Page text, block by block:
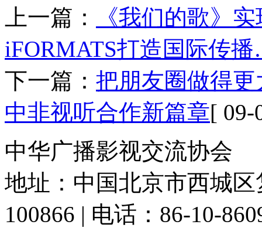
上一篇：
《我们的歌》
iFORMATS打造国际传
下一篇： 把朋友圈做得
中非视听合作新篇章[ 09-
中华广播影视交流协会
地址：中国北京市西城
100866 | 电话：86-10-